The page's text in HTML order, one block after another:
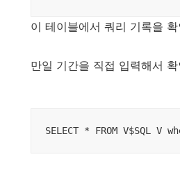
이 테이블에서 쿼리 기록을
만일 기간을 직접 입력해서
SELECT * FROM V$SQL